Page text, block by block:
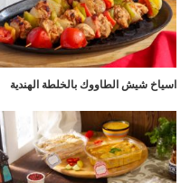
اسياخ شيش الطاووك بالخلطة الهندية